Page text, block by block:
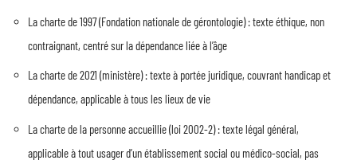
La charte de 1997 (Fondation nationale de gérontologie) : texte éthique, non
contraignant, centré sur la dépendance liée à l’âge
La charte de 2021 (ministère) : texte à portée juridique, couvrant handicap et
dépendance, applicable à tous les lieux de vie
La charte de la personne accueillie (loi 2002-2) : texte légal général,
applicable à tout usager d’un établissement social ou médico-social, pas